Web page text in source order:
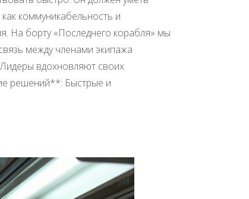
коммуникабельность и
На борту «Последнего корабля» мы
между членами экипажа
вдохновляют своих
решений**: Быстрые и